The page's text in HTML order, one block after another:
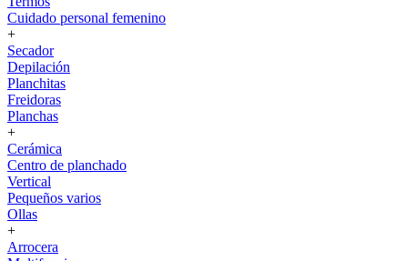
Cuidado personal femenino
+
Secador
Depilación
Planchitas
Freidoras
Planchas
+
Cerámica
Centro de planchado
Vertical
Pequeños varios
Ollas
+
Arrocera